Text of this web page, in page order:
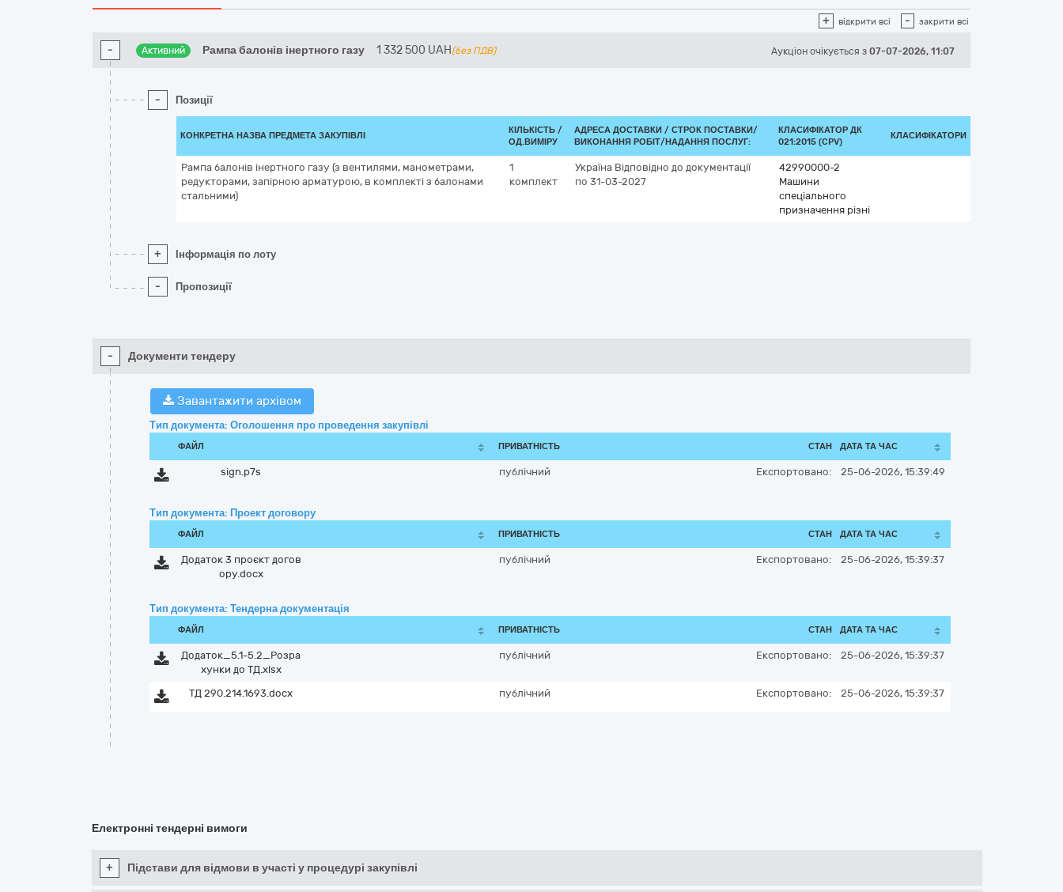
+ відкрити всі - закрити всі
- Активний Рампа балонів інертного газу 1 332 500 UAH (без ПДВ) Аукціон очікується з 07-07-2026, 11:07
- Позиції
КОНКРЕТНА НАЗВА ПРЕДМЕТА ЗАКУПІВЛІ
КІЛЬКІСТЬ /
ОД.ВИМІРУ
АДРЕСА ДОСТАВКИ / СТРОК ПОСТАВКИ/
ВИКОНАННЯ РОБІТ/НАДАННЯ ПОСЛУГ:
КЛАСИФІКАТОР ДК
021:2015 (CPV)
КЛАСИФІКАТОРИ
Рампа балонів інертного газу (з вентилями, манометрами,
редукторами, запірною арматурою, в комплекті з балонами
стальними)
1
комплект
Україна Відповідно до документації
по 31-03-2027
42990000-2
Машини
спеціального
призначення різні
+ Інформація по лоту
- Пропозиції
- Документи тендеру
Завантажити архівом
Тип документа: Оголошення про проведення закупівлі
ФАЙЛ ПРИВАТНІСТЬ СТАН ДАТА ТА ЧАС
sign.p7s публічний Експортовано: 25-06-2026, 15:39:49
Тип документа: Проект договору
ФАЙЛ ПРИВАТНІСТЬ СТАН ДАТА ТА ЧАС
Додаток 3 проєкт догов
ору.docx
публічний Експортовано: 25-06-2026, 15:39:37
Тип документа: Тендерна документація
ФАЙЛ ПРИВАТНІСТЬ СТАН ДАТА ТА ЧАС
Додаток_5.1-5.2_Розра
хунки до ТД.xlsx
публічний Експортовано: 25-06-2026, 15:39:37
ТД 290.214.1693.docx публічний Експортовано: 25-06-2026, 15:39:37
Електронні тендерні вимоги
+ Підстави для відмови в участі у процедурі закупівлі